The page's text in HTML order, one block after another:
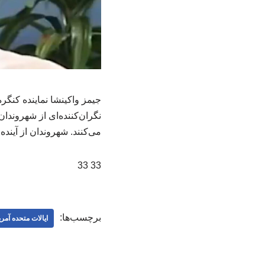
جیمز واکینشا نماینده
نگران‌کننده‌ای از
می‌کنند. شهروندان از
33 33
برچسب‌ها: ایالات متحده